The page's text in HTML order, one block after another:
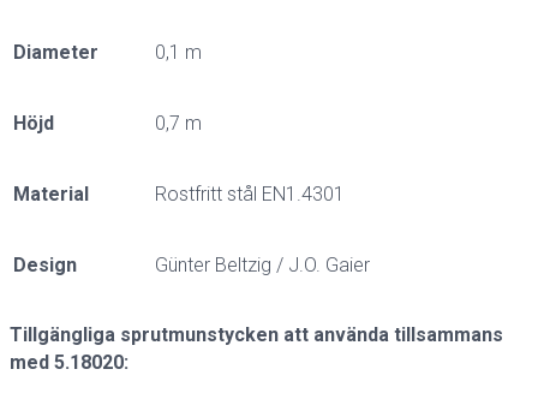
Diameter 0,1 m
Höjd 0,7 m
Material Rostfritt stål EN1.4301
Design Günter Beltzig / J.O. Gaier
Tillgängliga sprutmunstycken att använda tillsammans
med 5.18020: